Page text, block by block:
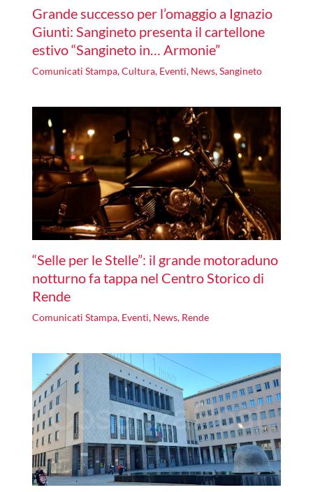
Grande successo per l’omaggio a Ignazio
Giunti: Sangineto presenta il cartellone
estivo “Sangineto in… Armonie”
Comunicati Stampa,Cultura, Eventi, News,Sangineto
“Selle per le Stelle”: il grande motoraduno
notturno fa tappa nel Centro Storico di
Rende
Comunicati Stampa, Eventi, News, Rende